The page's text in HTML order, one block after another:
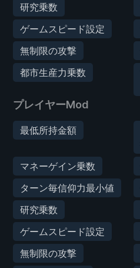
研究乗数
ゲームスピード設定
無制限の攻撃
都市生産力乗数
プレイヤーMod
最低所持金額
マネーゲイン乗数
ターン毎信仰力最小値
研究乗数
ゲームスピード設定
無制限の攻撃